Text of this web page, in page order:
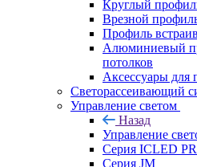
Круглый
Врезной
Профиль
Алюминиевый
потолков
Аксессуары для
Светорассеивающий
Управление светом
Назад
Управление
Серия ICLED
Серия JM